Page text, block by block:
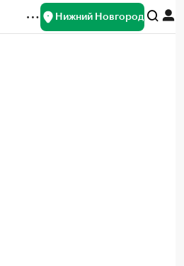
Нижний Новгород